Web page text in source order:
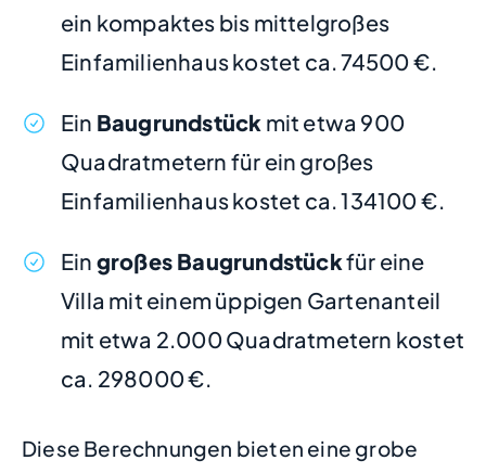
ein kompaktes bis mittelgroßes
Einfamilienhaus kostet ca. 74500 €.
Ein Baugrundstück mit etwa 900
Quadratmetern für ein großes
Einfamilienhaus kostet ca. 134100 €.
Ein großes Baugrundstückfür eine
Villa mit einem üppigen Gartenanteil
mit etwa 2.000 Quadratmetern kostet
ca. 298000 €.
Diese Berechnungen bieten eine grobe